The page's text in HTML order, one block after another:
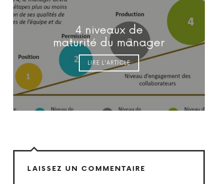
4 niveaux de
maturité du manager
LIRE L'ARTICLE
LAISSEZ UN COMMENTAIRE